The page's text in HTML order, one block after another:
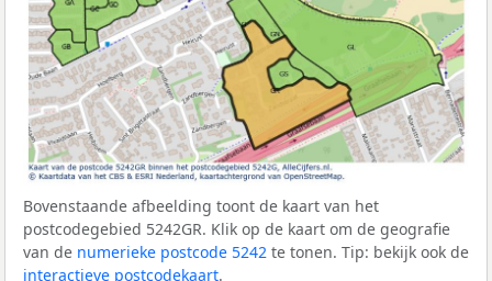
Bovenstaande afbeelding toont de kaart van het
postcodegebied 5242GR. Klik op de kaart om de geografie
van de numerieke postcode 5242 te tonen. Tip: bekijk ook de
interactieve postcodekaart.